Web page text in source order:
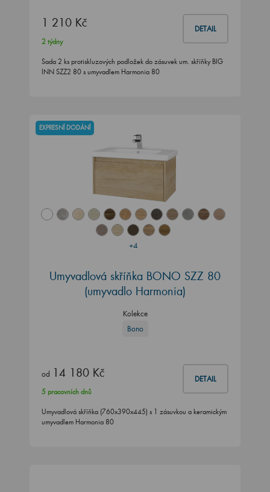
1 210 Kč DETAIL
2 týdny
Sada 2 ks protiskluzových podložek do zásuvek um. skříňky BIG
INN SZZ2 80 s umyvadlem Harmonia 80
+4
EXPRESNÍ DODÁNÍ
Umyvadlová skříňka BONO SZZ 80
(umyvadlo Harmonia)
Kolekce
Bono
od 14 180 Kč DETAIL
5 pracovních dnů
Umyvadlová skříňka (760x390x445) s 1 zásuvkou a keramickým
umyvadlem Harmonia 80